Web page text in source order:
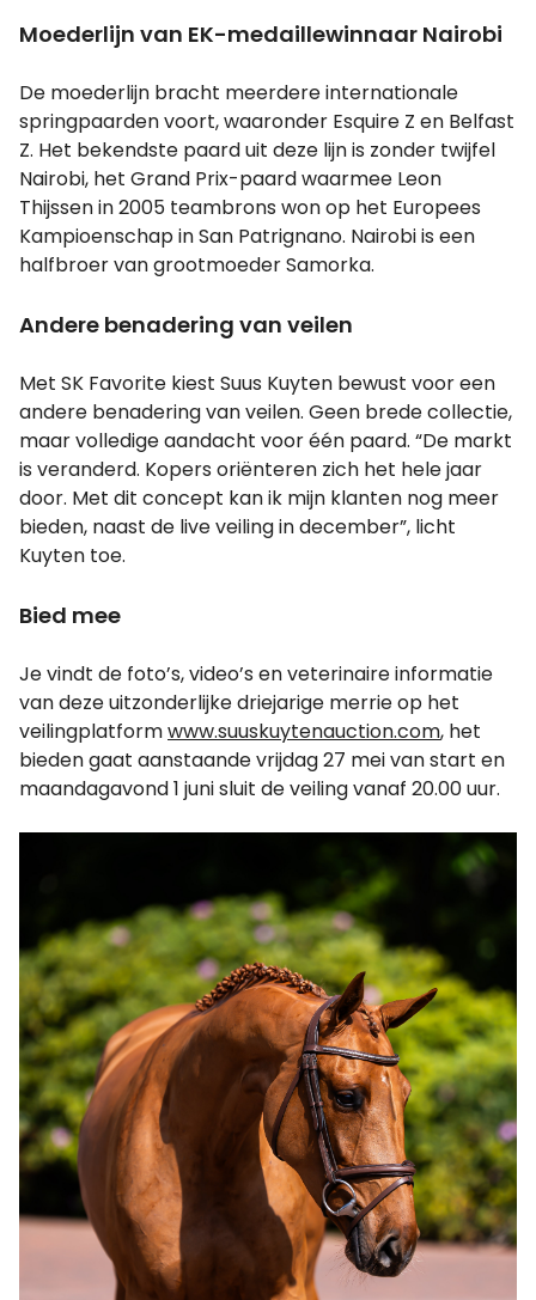
Moederlijn van EK-medaillewinnaar Nairobi
De moederlijn bracht meerdere internationale
springpaarden voort, waaronder Esquire Z en Belfast
Z. Het bekendste paard uit deze lijn is zonder twijfel
Nairobi, het Grand Prix-paard waarmee Leon
Thijssen in 2005 teambrons won op het Europees
Kampioenschap in San Patrignano. Nairobi is een
halfbroer van grootmoeder Samorka.
Andere benadering van veilen
Met SK Favorite kiest Suus Kuyten bewust voor een
andere benadering van veilen. Geen brede collectie,
maar volledige aandacht voor één paard. “De markt
is veranderd. Kopers oriënteren zich het hele jaar
door. Met dit concept kan ik mijn klanten nog meer
bieden, naast de live veiling in december”, licht
Kuyten toe.
Bied mee
Je vindt de foto’s, video’s en veterinaire informatie
van deze uitzonderlijke driejarige merrie op het
veilingplatformwww.suuskuytenauction.com, het
bieden gaat aanstaande vrijdag 27 mei van start en
maandagavond 1 juni sluit de veiling vanaf 20.00 uur.